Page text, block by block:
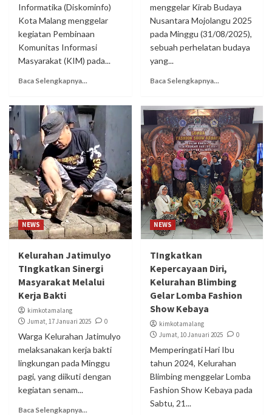
Informatika (Diskominfo)
Kota Malang menggelar
kegiatan Pembinaan
Komunitas Informasi
Masyarakat (KIM) pada...
Baca Selengkapnya...
menggelar Kirab Budaya
Nusantara Mojolangu 2025
pada Minggu (31/08/2025),
sebuah perhelatan budaya
yang...
Baca Selengkapnya...
NEWS
Kelurahan Jatimulyo
TIngkatkan Sinergi
Masyarakat Melalui
Kerja Bakti
kimkotamalang
Jumat, 17 Januari 2025
0
Warga Kelurahan Jatimulyo
melaksanakan kerja bakti
lingkungan pada Minggu
pagi, yang diikuti dengan
kegiatan senam...
Baca Selengkapnya...
NEWS
TIngkatkan
Kepercayaan Diri,
Kelurahan Blimbing
Gelar Lomba Fashion
Show Kebaya
kimkotamalang
Jumat, 10 Januari 2025
0
Memperingati Hari Ibu
tahun 2024, Kelurahan
Blimbing menggelar Lomba
Fashion Show Kebaya pada
Sabtu, 21...